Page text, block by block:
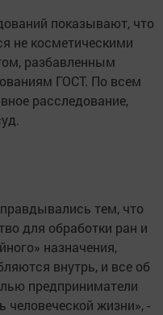
показывают, что
не косметическими
разбавленным
ГОСТ. По всем
расследование,
тем, что
для обработки ран и
назначения,
внутрь, и все об
предприниматели
жизни», -